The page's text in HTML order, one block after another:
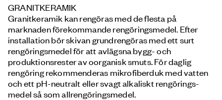
GRANITKERAMIK
Granitkeramik kan rengöras med de flesta på
marknaden förekommande rengöringsmedel. Efter
installation bör skivan grundrengöras med ett surt
rengöringsmedel för att avlägsna bygg- och
produktionsrester av oorganisk smuts. För daglig
rengöring rekommenderas mikrofiberduk med vatten
och ett pH-neutralt eller svagt alkaliskt rengörings-
medel så som allrengöringsmedel.